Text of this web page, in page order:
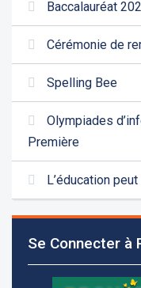
Baccalauréat
Cérémonie de
Spelling Bee
Olympiades
Première
L’éducation
Se Connecter à
Les demandes
l'établissement
l’avance.